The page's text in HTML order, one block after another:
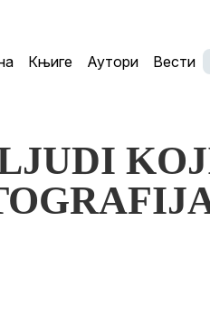
Књиге Аутори Вести